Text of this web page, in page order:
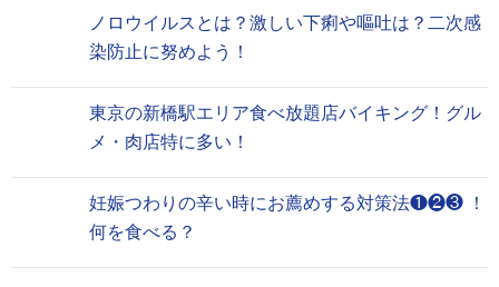
ノロウイルスとは？激しい下痢や嘔吐は？二次感
染防止に努めよう！
東京の新橋駅エリア食べ放題店バイキング！グル
メ・肉店特に多い！
妊娠つわりの辛い時にお薦めする対策法❶❷❸ ！
何を食べる？